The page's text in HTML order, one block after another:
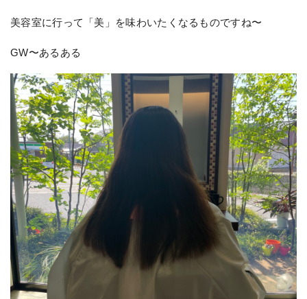
美容室に行って「美」を味わいたくなるものですね〜
GW〜あるある